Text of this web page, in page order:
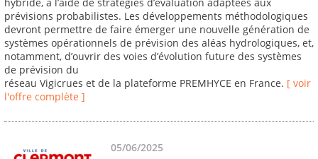
hybride, à l’aide de stratégies d’évaluation adaptées aux
prévisions probabilistes. Les développements méthodologiques
devront permettre de faire émerger une nouvelle génération de
systèmes opérationnels de prévision des aléas hydrologiques, et,
notamment, d’ouvrir des voies d’évolution future des systèmes
de prévision du
réseau Vigicrues et de la plateforme PREMHYCE en France. [ voir
l'offre complète ]
05/06/2025